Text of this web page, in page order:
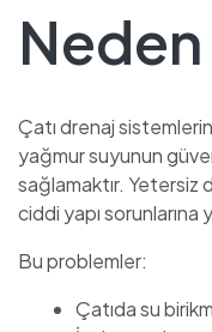
Neden
Çatı drenaj
yağmur suyunun
sağlamaktır. Yetersiz
ciddi yapı sorunlarına
Bu problemler:
Çatıda su